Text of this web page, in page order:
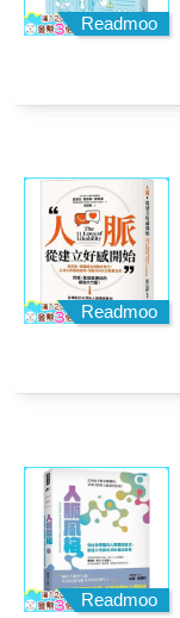
Readmoo
Readmoo
Readmoo